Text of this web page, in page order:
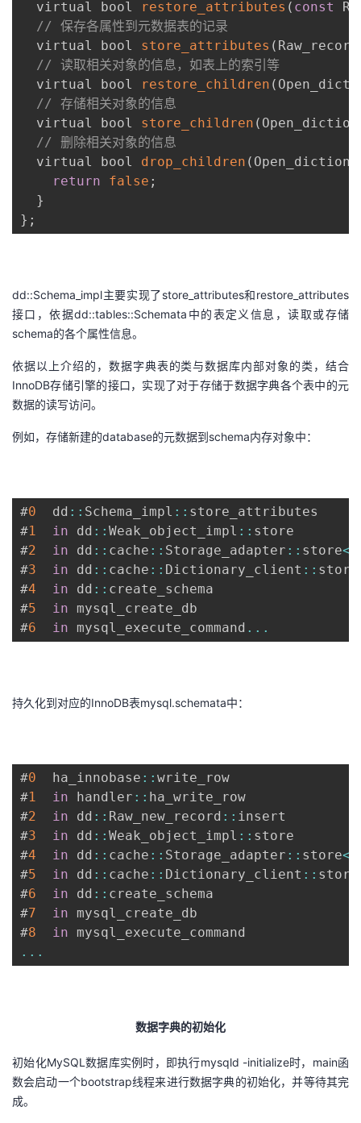
  virtual bool
restore_attributes ( const
// 保存各属性到元数据表的记录
  virtual bool
store_attributes (
// 读取相关对象的信息，如表上的索引等
  virtual bool
restore_children (
// 存储相关对象的信息
  virtual bool
store_children (
// 删除相关对象的信息
  virtual bool
drop_children (
return
false ;
}
} ;
dd::Schema_impl主要实现了store_attributes和restore_attributes
接口，依据dd::tables::Schemata中的表定义信息，读取或存储
schema的各个属性信息。
依据以上介绍的，数据字典表的类与数据库内部对象的类，结合
InnoDB存储引擎的接口，实现了对于存储于数据字典各个表中的元
数据的读写访问。
例如，存储新建的database的元数据到schema内存对象中：
#0
  dd
: : Schema_impl : : store_attributes
#1 in dd : : Weak_object_impl : : store
#2 in dd : : cache : : Storage_adapter : : store<
#3 in dd : : cache : : Dictionary_client : : store
#4 in dd : : create_schema
#5 in mysql_create_db
#6 in mysql_execute_command ...
持久化到对应的InnoDB表mysql.schemata中：
#0
  ha_innobase
: : write_row
#1 in handler : : ha_write_row
#2 in dd : : Raw_new_record : : insert
#3 in dd : : Weak_object_impl : : store
#4 in dd : : cache : : Storage_adapter : : store<
#5 in dd : : cache : : Dictionary_client : : store
#6 in dd : : create_schema
#7 in mysql_create_db
#8 in
...
数据字典的初始化
初始化MySQL数据库实例时，即执行mysqld -initialize时，main函
数会启动一个bootstrap线程来进行数据字典的初始化，并等待其完
成。